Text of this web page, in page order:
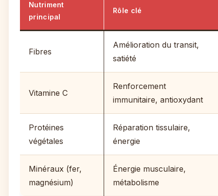
Nutriment
principal
Rôle clé
Fibres
Amélioration du transit,
satiété
Vitamine C
Renforcement
immunitaire, antioxydant
Protéines
végétales
Réparation tissulaire,
énergie
Minéraux (fer,
magnésium)
Énergie musculaire,
métabolisme